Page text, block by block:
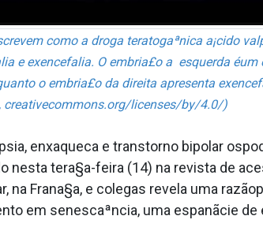
como a droga teratogaªnica a¡cido
e exencefalia. O embria£o a esquerda
o embria£o da direita apresenta
creativecommons.org/licenses/by/4.0/)
enxaqueca e transtorno bipolar
tera§a-feira (14) na revista de
Frana§a, e colegas revela uma
em senescaªncia, uma espanãcie de